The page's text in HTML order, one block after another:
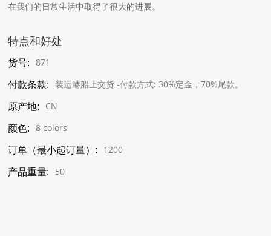
在我们的日常生活中取得了很大的进展。
特点和好处
货号: 871
付款条款: 装运港船上交货 -付款方式: 30%定金，70%尾款。
原产地: CN
颜色: 8 colors
订单（最小起订量）: 1200
产品重量: 50